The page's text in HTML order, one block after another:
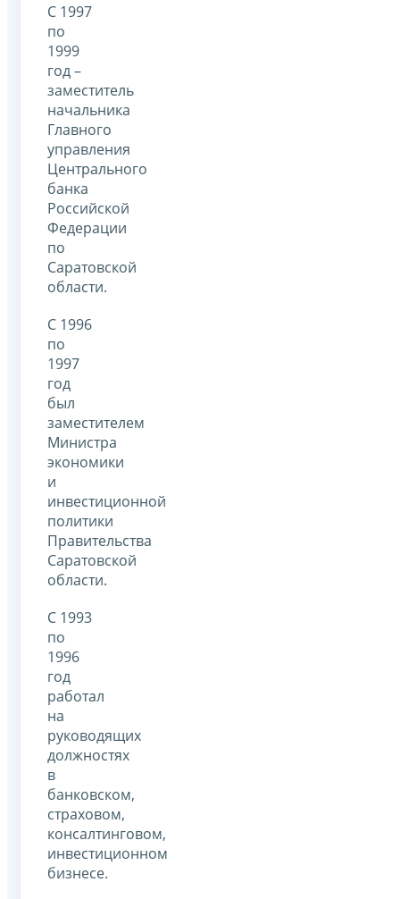
С 1997
по
1999
год –
заместитель
начальника
Главного
управления
Центрального
банка
Российской
Федерации
по
Саратовской
области.
С 1996
по
1997
год
был
заместителем
Министра
экономики
и
инвестиционной
политики
Правительства
Саратовской
области.
С 1993
по
1996
год
работал
на
руководящих
должностях
в
банковском,
страховом,
консалтинговом,
инвестиционном
бизнесе.